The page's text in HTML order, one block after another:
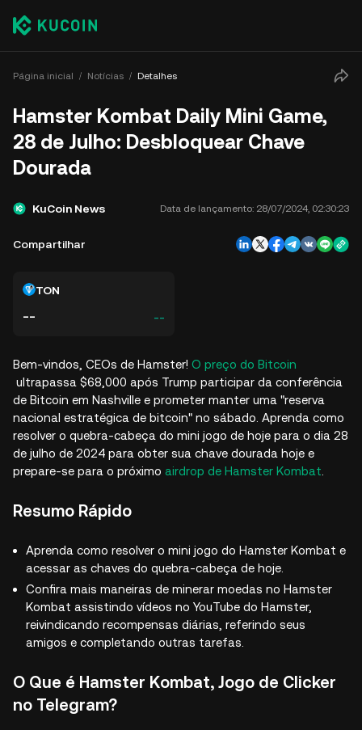
Página inicial Notícias Detalhes
Hamster Kombat Daily Mini Game,
28 de Julho: Desbloquear Chave
Dourada
KuCoin News Data de lançamento: 28/07/2024, 02:30:23
Compartilhar
TON
-- --
Bem-vindos, CEOs de Hamster! O preço do Bitcoin
ultrapassa $68,000 após Trump participar da conferência
de Bitcoin em Nashville e prometer manter uma "reserva
nacional estratégica de bitcoin" no sábado. Aprenda como
resolver o quebra-cabeça do mini jogo de hoje para o dia 28
de julho de 2024 para obter sua chave dourada hoje e
prepare-se para o próximo airdrop de Hamster Kombat
Resumo Rápido
Aprenda como resolver o mini jogo do Hamster Kombat e
acessar as chaves do quebra-cabeça de hoje.
Confira mais maneiras de minerar moedas no Hamster
Kombat assistindo vídeos no YouTube do Hamster,
reivindicando recompensas diárias, referindo seus
amigos e completando outras tarefas.
O Que é Hamster Kombat, Jogo de Clicker
no Telegram?